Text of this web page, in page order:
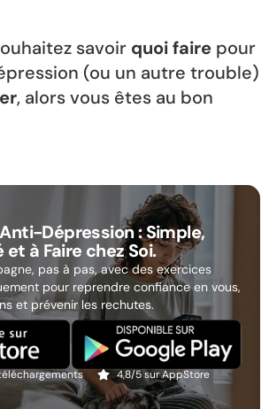
savoir quoi faire pour
(ou un autre trouble)
, alors vous êtes au bon
Dépression : Simple,
à Faire chez Soi.
pas à pas, avec des exercices
pour reprendre confiance en vous,
et prévenir les rechutes.
4,8/5 sur AppStore